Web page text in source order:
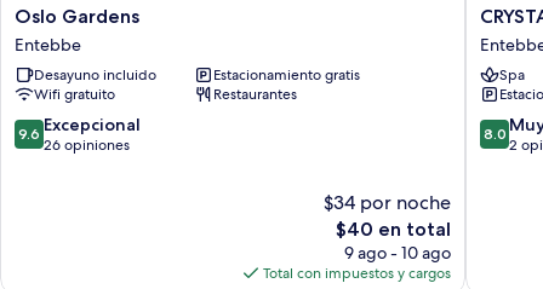
Oslo
Gardens
Entebbe
Oslo Gardens
Entebbe
Desayuno incluido
Estacionamiento gratis
Wifi gratuito
Restaurantes
9.6
de
9.6 Excepcional
26 opiniones
$34 por noche
El
precio
actual
$40 en total
9 ago - 10 ago
Total con impuestos y cargos
HOTEL
AND
LODGES
Spa
8.0
de
8.0
2